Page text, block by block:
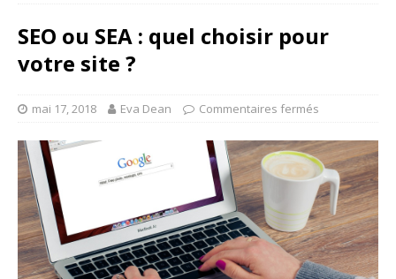
SEO ou SEA : quel choisir pour
votre site ?
mai 17, 2018 Eva Dean Commentaires fermés